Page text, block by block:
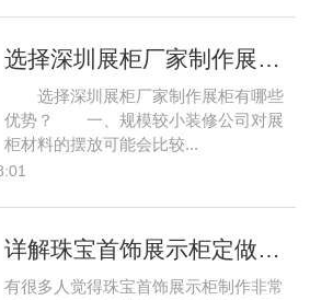
选择深圳展柜厂家制作展柜有哪些优势？
选择深圳展柜厂家制作展柜有哪些
优势？ 一、规模较小装修公司对展
柜材料的摆放可能会比较...
详解珠宝首饰展示柜定做从成形到交付,都要经过哪些工艺流程？
有很多人觉得珠宝首饰展示柜制作非常